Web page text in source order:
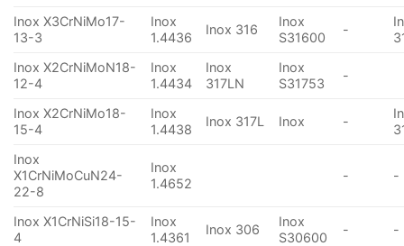
Inox X3CrNiMo17-
13-3
Inox
1.4436
Inox 316
Inox
S31600
-
Inox X2CrNiMoN18-
12-4
Inox
1.4434
Inox
317LN
Inox
S31753
-
Inox X2CrNiMo18-
15-4
Inox
1.4438
Inox 317L Inox -
Inox
X1CrNiMoCuN24-
22-8
Inox
1.4652
- -
Inox X1CrNiSi18-15-
4
Inox
1.4361
Inox 306
Inox
S30600
- -